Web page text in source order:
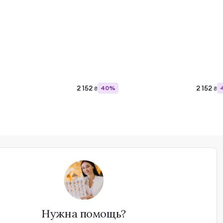
2 152 ₴ 40% 2 152 ₴
Нужна помощь?